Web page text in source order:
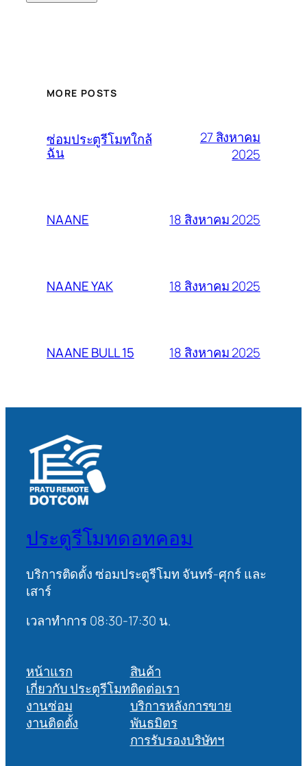
MORE POSTS
ซ่อมประตูรีโมทใกล้
ฉัน
27 สิงหาคม
2025
NAANE 18 สิงหาคม 2025
NAANE YAK 18 สิงหาคม 2025
NAANE BULL 15 18 สิงหาคม 2025
ประตูรีโมทดอทคอม
บริการติดตั้ง ซ่อมประตูรีโมท จันทร์-ศุกร์ และ
เสาร์
เวลาทำการ 08:30-17:30 น.
หน้าแรก
เกี่ยวกับ ประตูรีโมท
งานซ่อม
งานติดตั้ง
สินค้า
ติดต่อเรา
บริการหลังการขาย
พันธมิตร
การรับรองบริษัทฯ